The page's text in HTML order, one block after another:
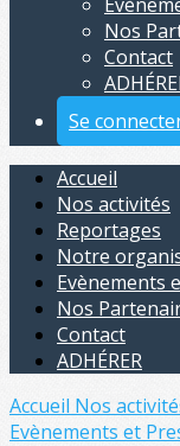
Nos
Contact
Se
Accueil
Nos activités
Reportages
Notre
Evènements
Nos
Contact
ADHÉRER
Accueil Nos
Evènements et